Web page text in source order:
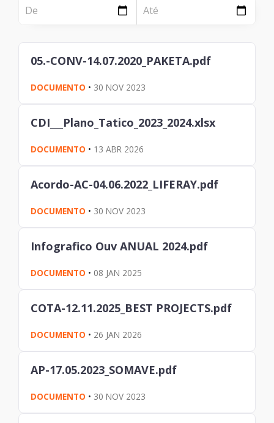
Página
Notícia
NOTÍCIA
Tecnologia
Clientes e Produtos
Gestão de Tecnologia
Case
Solução
05.-CONV-14.07.2020_PAKETA.pdf
DOCUMENTO • 30 NOV 2023
CDI___Plano_Tatico_2023_2024.xlsx
DOCUMENTO • 13 ABR 2026
Acordo-AC-04.06.2022_LIFERAY.pdf
DOCUMENTO • 30 NOV 2023
Infografico Ouv ANUAL 2024.pdf
DOCUMENTO • 08 JAN 2025
COTA-12.11.2025_BEST PROJECTS.pdf
DOCUMENTO • 26 JAN 2026
AP-17.05.2023_SOMAVE.pdf
DOCUMENTO • 30 NOV 2023